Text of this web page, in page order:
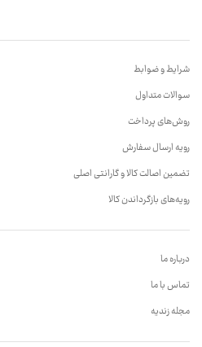
شرایط و ضوابط
سوالات متداول
روش‌های پرداخت
رویه ارسال سفارش
تضمین اصالت کالا و گارانتی اصلی
رویه‌های بازگرداندن کالا
درباره ما
تماس با ما
مجله زندیه